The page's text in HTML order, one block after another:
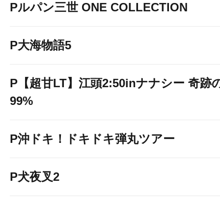
Pルパン三世 ONE COLLECTION
P大海物語5
P【超甘LT】江頭2:50inナナシー 奇跡
99%
P沖ドキ！ドキドキ弾丸ツアー
P犬夜叉2